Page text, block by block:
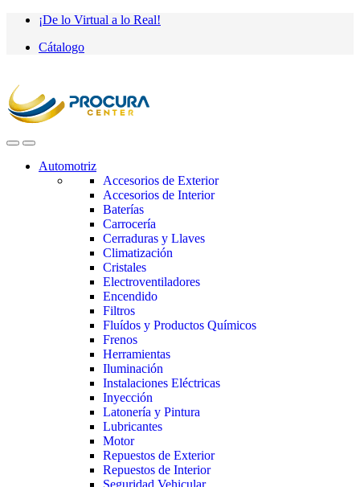
Saltar
navegación
saltar
contenido
¡De lo Virtual a lo Real!
Cátalogo
Automotriz
Accesorios de Exterior
Accesorios de Interior
Baterías
Carrocería
Cerraduras y Llaves
Climatización
Cristales
Electroventiladores
Encendido
Filtros
Fluídos y Productos Químicos
Frenos
Herramientas
Iluminación
Instalaciones Eléctricas
Inyección
Latonería y Pintura
Lubricantes
Motor
Repuestos de Exterior
Repuestos de Interior
Seguridad Vehicular